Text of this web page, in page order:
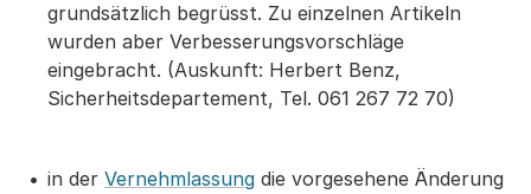
grundsätzlich begrüsst. Zu einzelnen Artikeln
wurden aber Verbesserungsvorschläge
eingebracht. (Auskunft: Herbert Benz,
Sicherheitsdepartement, Tel. 061 267 72 70)
in der Vernehmlassung die vorgesehene Änderung